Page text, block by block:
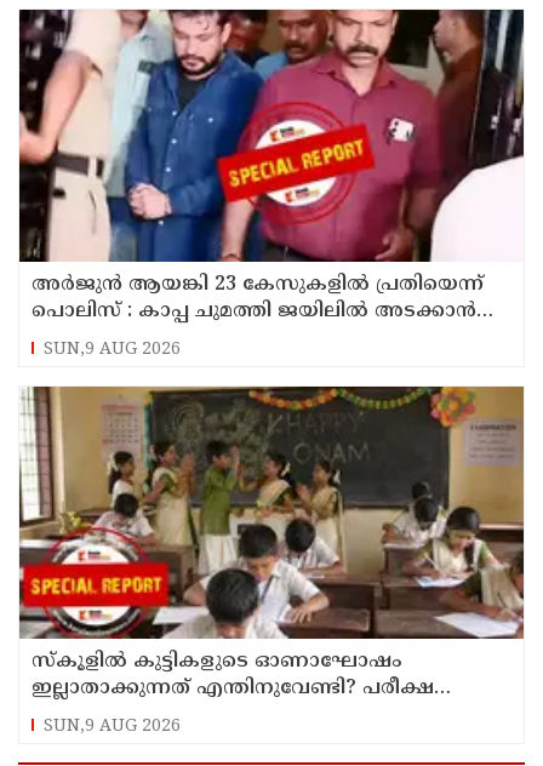
അര്‍ജുന്‍ ആയങ്കി 23 കേസുകളില്‍ പ്രതിയെന്ന്
പൊലിസ് : കാപ്പ ചുമത്തി ജയിലില്‍ അടക്കാന്‍
നീക്കം
SUN,9 AUG 2026
സ്‌കൂളില്‍ കുട്ടികളുടെ ഓണാഘോഷം
ഇല്ലാതാക്കുന്നത് എന്തിനുവേണ്ടി? പരീക്ഷ
ഷെഡ്യൂള്‍ മാറ്റിയത് തിരുത്തുമോ?
SUN,9 AUG 2026